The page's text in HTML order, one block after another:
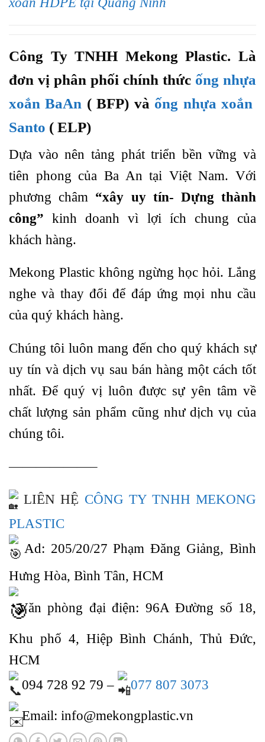
Công Ty TNHH Mekong Plastic. Là
đơn vị phân phối chính thức ống nhựa
xoắn BaAn ( BFP) và ống nhựa xoắn
Santo ( ELP)
Dựa vào nên tảng phát triển bền vững và
tiên phong của Ba An tại Việt Nam. Với
phương châm “xây uy tín- Dựng thành
công” kinh doanh vì lợi ích chung của
khách hàng.
Mekong Plastic không ngừng học hỏi. Lắng
nghe và thay đổi để đáp ứng mọi nhu cầu
của quý khách hàng.
Chúng tôi luôn mang đến cho quý khách sự
uy tín và dịch vụ sau bán hàng một cách tốt
nhất. Để quý vị luôn được sự yên tâm về
chất lượng sản phẩm cũng như dịch vụ của
chúng tôi.
——————–
LIÊN HỆ CÔNG TY TNHH MEKONG
PLASTIC
Ad: 205/20/27 Phạm Đăng Giảng, Bình
Hưng Hòa, Bình Tân, HCM
Văn phòng đại điện: 96A Đường số 18,
Khu phố 4, Hiệp Bình Chánh, Thủ Đức,
HCM
094 728 92 79 –
077 807 3073
Email: info@mekongplastic.vn